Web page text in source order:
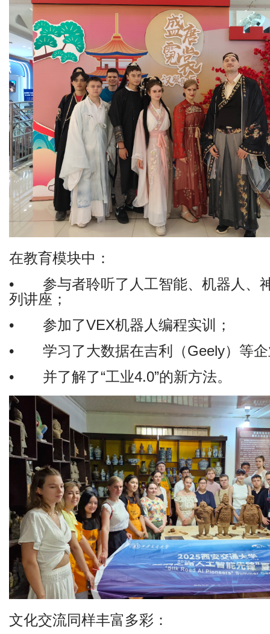
在教育模块中：
•
参与者聆听了人工智能、机器人、
列讲座；
•
参加了VEX机器人编程实训；
•
学习了大数据在吉利（Geely）等
•
并了解了“工业4.0”的新方法。
文化交流同样丰富多彩：